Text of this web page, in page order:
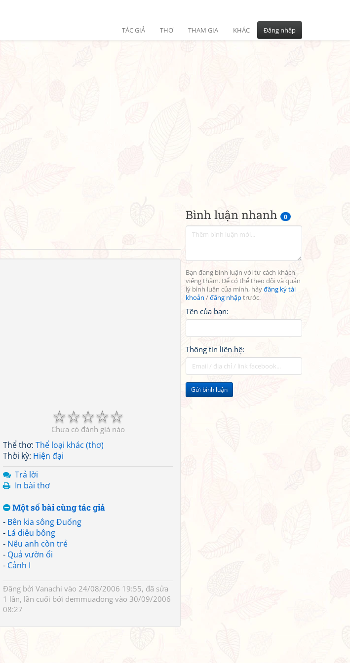
TÁC GIẢ THƠ THAM GIA KHÁC Đăng nhập
Bình luận nhanh 0
Bạn đang bình luận với tư cách khách
viếng thăm. Để có thể theo dõi và quản
lý bình luận của mình, hãyđăng ký tài
khoản /đăng nhậptrước.
Tên của bạn:
Thông tin liên hệ:
Gửi bình luận
☆
☆
☆
☆
☆
Chưa có đánh giá nào
Thể thơ: Thể loại khác (thơ)
Thời kỳ: Hiện đại
Trả lời
In bài thơ
Một số bài cùng tác giả
- Bên kia sông Đuống
- Lá diêu bông
- Nếu anh còn trẻ
- Quả vườn ổi
- Cảnh I
Đăng bởi Vanachi vào 24/08/2006 19:55, đã sửa
1 lần, lần cuối bởi demmuadong vào 30/09/2006
08:27